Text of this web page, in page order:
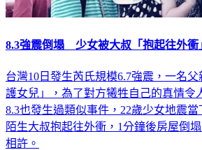
8.3強震倒塌 少女被大叔「抱起往外衝
台灣10日發生芮氏規模6.7強震，一名
護女兒」，為了對方犧牲自己的真情令
8.3也發生過類似事件，22歲少女地震
陌生大叔抱起往外衝，1分鐘後房屋倒
相許。